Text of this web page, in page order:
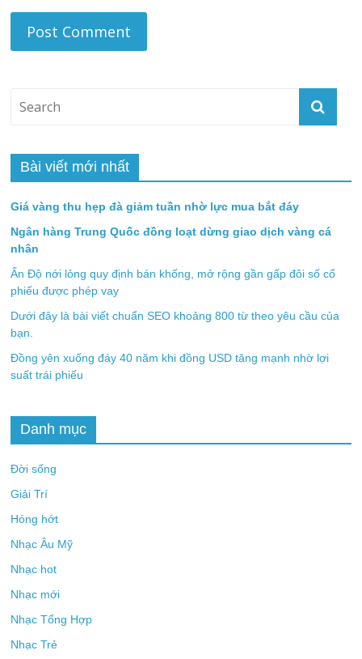
Bài viết mới nhất
Giá vàng thu hẹp đà giảm tuần nhờ lực mua bắt đáy
Ngân hàng Trung Quốc đồng loạt dừng giao dịch vàng cá
nhân
Ấn Độ nới lỏng quy định bán khống, mở rộng gần gấp đôi số cổ
phiếu được phép vay
Dưới đây là bài viết chuẩn SEO khoảng 800 từ theo yêu cầu của
bạn.
Đồng yên xuống đáy 40 năm khi đồng USD tăng mạnh nhờ lợi
suất trái phiếu
Danh mục
Đời sống
Giải Trí
Hóng hớt
Nhạc Âu Mỹ
Nhạc hot
Nhạc mới
Nhạc Tổng Hợp
Nhạc Trẻ